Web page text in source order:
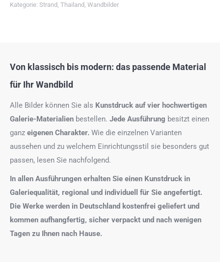
Kategorie: Strand Thailand Wandbilder
Von klassisch bis modern: das passende Material
für Ihr Wandbild
Alle Bilder können Sie als Kunstdruck auf vier hochwertigen
Galerie-Materialien bestellen. Jede Ausführung besitzt einen
ganz eigenen Charakter. Wie die einzelnen Varianten
aussehen und zu welchem Einrichtungsstil sie besonders gut
passen, lesen Sie nachfolgend.
In allen Ausführungen erhalten Sie einen Kunstdruck in
Galeriequalität, regional und individuell für Sie angefertigt.
Die Werke werden in Deutschland kostenfrei geliefert und
kommen aufhangfertig, sicher verpackt und nach wenigen
Tagen zu Ihnen nach Hause.